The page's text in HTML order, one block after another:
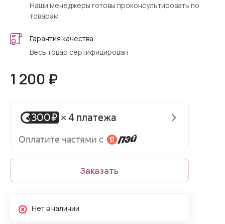
Наши менеджеры готовы проконсультировать по
товарам
Гарантия качества
Весь товар сертифицирован
1 200 ₽
Заказать
Нет в наличии